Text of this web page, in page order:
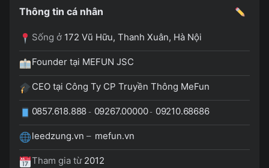
Thông tin cá nhân
Sống ở 172 Vũ Hữu, Thanh Xuân, Hà Nội
Founder tại MEFUN JSC
CEO tại Công Ty CP Truyền Thông MeFun
0857.618.888 - 09267.00000- 09210.68686
leedzung.vn – mefun.vn
Tham gia từ 2012